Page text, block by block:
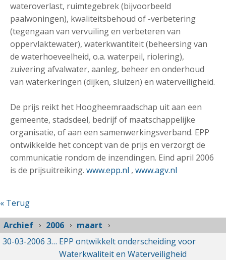
wateroverlast, ruimtegebrek (bijvoorbeeld
paalwoningen), kwaliteitsbehoud of -verbetering
(tegengaan van vervuiling en verbeteren van
oppervlaktewater), waterkwantiteit (beheersing van
de waterhoeveelheid, o.a. waterpeil, riolering),
zuivering afvalwater, aanleg, beheer en onderhoud
van waterkeringen (dijken, sluizen) en waterveiligheid.
De prijs reikt het Hoogheemraadschap uit aan een
gemeente, stadsdeel, bedrijf of maatschappelijke
organisatie, of aan een samenwerkingsverband. EPP
ontwikkelde het concept van de prijs en verzorgt de
communicatie rondom de inzendingen. Eind april 2006
is de prijsuitreiking. www.epp.nl , www.agv.nl
« Terug
Archief
2006
maart
30-03-2006 30-03-2006 00:00
EPP ontwikkelt onderscheiding voor
Waterkwaliteit en Waterveiligheid